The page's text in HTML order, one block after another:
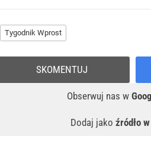
Tygodnik Wprost
Obserwuj nas w
Dodaj jako źródło
SKOMENTUJ